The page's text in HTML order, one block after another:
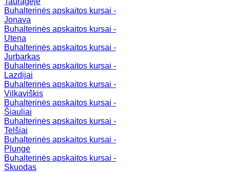
Buhalterinės apskaitos kursai -
Jonava
Buhalterinės apskaitos kursai -
Utena
Buhalterinės apskaitos kursai -
Jurbarkas
Buhalterinės apskaitos kursai -
Lazdijai
Buhalterinės apskaitos kursai -
Vilkaviškis
Buhalterinės apskaitos kursai -
Šiauliai
Buhalterinės apskaitos kursai -
Telšiai
Buhalterinės apskaitos kursai -
Plungė
Buhalterinės apskaitos kursai -
Skuodas